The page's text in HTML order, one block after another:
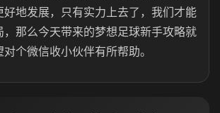
好地发展，只有实力上去了，我们才能
，那么今天带来的梦想足球新手攻略就
个微信收小伙伴有所帮助。